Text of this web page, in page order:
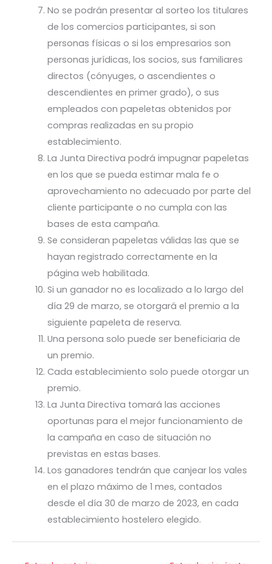
No se podrán presentar al sorteo los titulares
de los comercios participantes, si son
personas físicas o si los empresarios son
personas jurídicas, los socios, sus familiares
directos (cónyuges, o ascendientes o
descendientes en primer grado), o sus
empleados con papeletas obtenidos por
compras realizadas en su propio
establecimiento.
La Junta Directiva podrá impugnar papeletas
en los que se pueda estimar mala fe o
aprovechamiento no adecuado por parte del
cliente participante o no cumpla con las
bases de esta campaña.
Se consideran papeletas válidas las que se
hayan registrado correctamente en la
página web habilitada.
Si un ganador no es localizado a lo largo del
día 29 de marzo, se otorgará el premio a la
siguiente papeleta de reserva.
Una persona solo puede ser beneficiaria de
un premio.
Cada establecimiento solo puede otorgar un
premio.
La Junta Directiva tomará las acciones
oportunas para el mejor funcionamiento de
la campaña en caso de situación no
previstas en estas bases.
Los ganadores tendrán que canjear los vales
en el plazo máximo de 1 mes, contados
desde el día 30 de marzo de 2023, en cada
establecimiento hostelero elegido.